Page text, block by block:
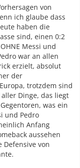
von
ich glaube dass
haben die
sind, einen 0:2
Messi und
war an allen
erzielt, absolut
der
trotzdem sind
Dinge, das liegt
was ein
und Pedro
Anfang
aussehen
von